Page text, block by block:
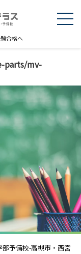
合格へ
to be string, object
parts/mv-
予備校-高槻市・西宮